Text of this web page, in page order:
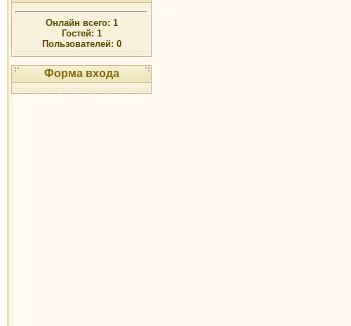
Онлайн всего: 1
Гостей: 1
Пользователей: 0
Форма входа